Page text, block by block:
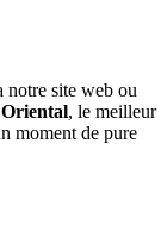
notre site web ou
Oriental, le meilleur
moment de pure